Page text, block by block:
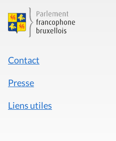
Contact
Presse
Liens utiles